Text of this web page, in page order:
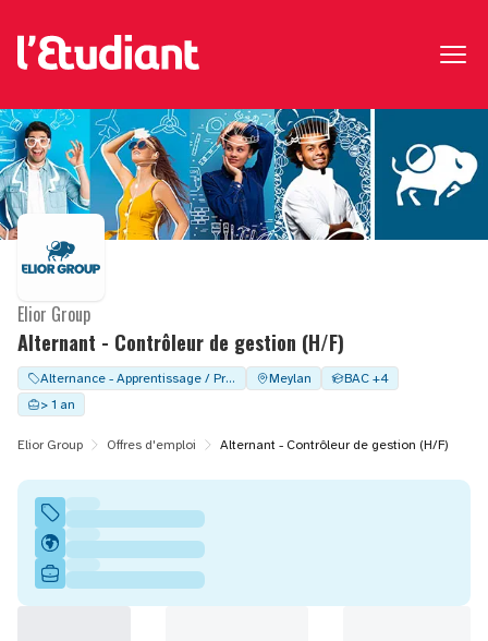
Alternant - Contrôleur de gestion (H/F)
Elior Group
Alternance - Apprentissage / Professionalisation Meylan
BAC +4
> 1 an
Elior Group Offres d'emploi Alternant - Contrôleur de gestion (H/F)